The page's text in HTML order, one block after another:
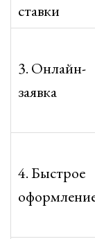
ставки
3. Онлайн-
заявка
4. Быстрое